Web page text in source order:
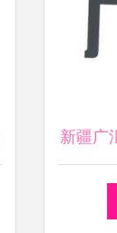
新疆广
任公